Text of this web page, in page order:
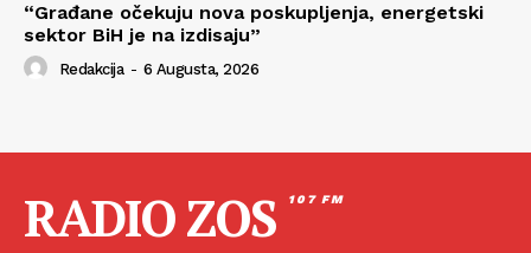
“Građane očekuju nova poskupljenja, energetski
sektor BiH je na izdisaju”
Redakcija - 6 Augusta, 2026
RADIO ZOS 107 FM